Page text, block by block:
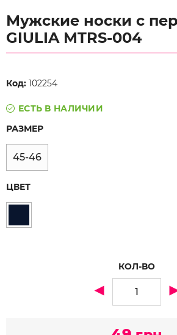
Мужские носки с
GIULIA MTRS-004
Код: 102254
ЕСТЬ В НАЛИЧИИ
РАЗМЕР
45-46
ЦВЕТ
КОЛ-ВО